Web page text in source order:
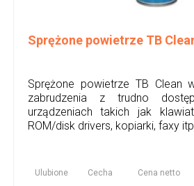
Sprężone powietrze TB
Sprężone powietrze TB Clean
zabrudzenia z trudno
urządzeniach takich jak
ROM/disk drivers, kopiarki, faxy itp.
Ulubione Cecha Cena netto